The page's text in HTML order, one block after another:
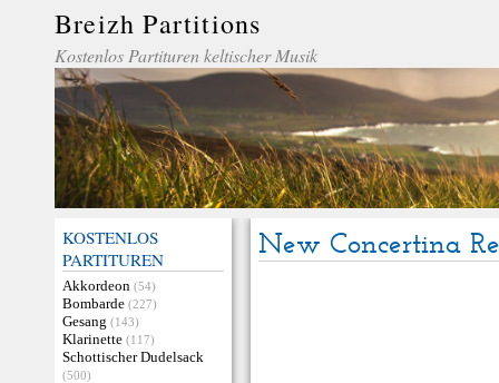
Breizh Partitions
Kostenlos Partituren keltischer Musik
KOSTENLOS
PARTITUREN
Akkordeon (54)
Bombarde (227)
Gesang (143)
Klarinette (117)
Schottischer Dudelsack
(500)
New Concertina